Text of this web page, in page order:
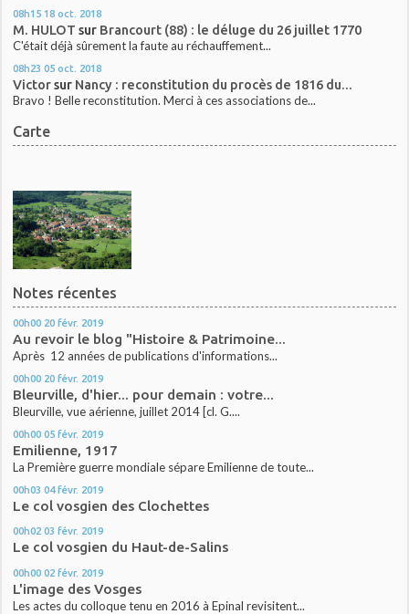
08h15 18 oct. 2018
M. HULOT sur Brancourt (88) : le déluge du 26 juillet 1770
C'était déjà sûrement la faute au réchauffement...
08h23 05 oct. 2018
Victorsur Nancy : reconstitution du procès de 1816 du...
Bravo ! Belle reconstitution. Merci à ces associations de...
Carte
Notes récentes
00h00 20 févr. 2019
Au revoir le blog "Histoire & Patrimoine...
Après 12 années de publications d'informations...
00h00 20 févr. 2019
Bleurville, d'hier... pour demain : votre...
Bleurville, vue aérienne, juillet 2014 [cl. G....
00h00 05 févr. 2019
Emilienne, 1917
La Première guerre mondiale sépare Emilienne de toute...
00h03 04 févr. 2019
Le col vosgien des Clochettes
00h02 03 févr. 2019
Le col vosgien du Haut-de-Salins
00h00 02 févr. 2019
L'image des Vosges
Les actes du colloque tenu en 2016 à Epinal revisitent...